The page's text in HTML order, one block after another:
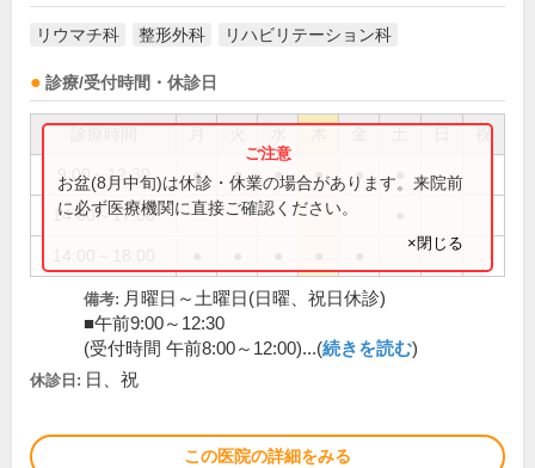
リウマチ科 整形外科 リハビリテーション科
診療/受付時間・休診日
祝
9:00～12:30 ● ● ● ● ●
14:00～17:00
お盆(8月中旬)は休診・休業の場合があります。来院前
に必ず医療機関に直接ご確認ください。
×閉じる
備考: 月曜日～土曜日(日曜、祝日休診)
■午前9:00～12:30
(受付時間 午前8:00～12:00)...(続きを読む)
休診日: 日、祝
この医院の詳細をみる